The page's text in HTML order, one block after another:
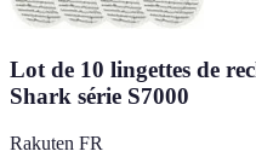
Lot de 10 lingettes de
Shark série S7000
Rakuten FR